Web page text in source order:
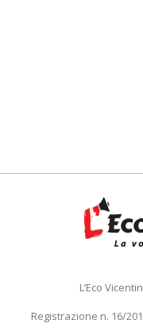
L’Eco
Registrazione n. 16/